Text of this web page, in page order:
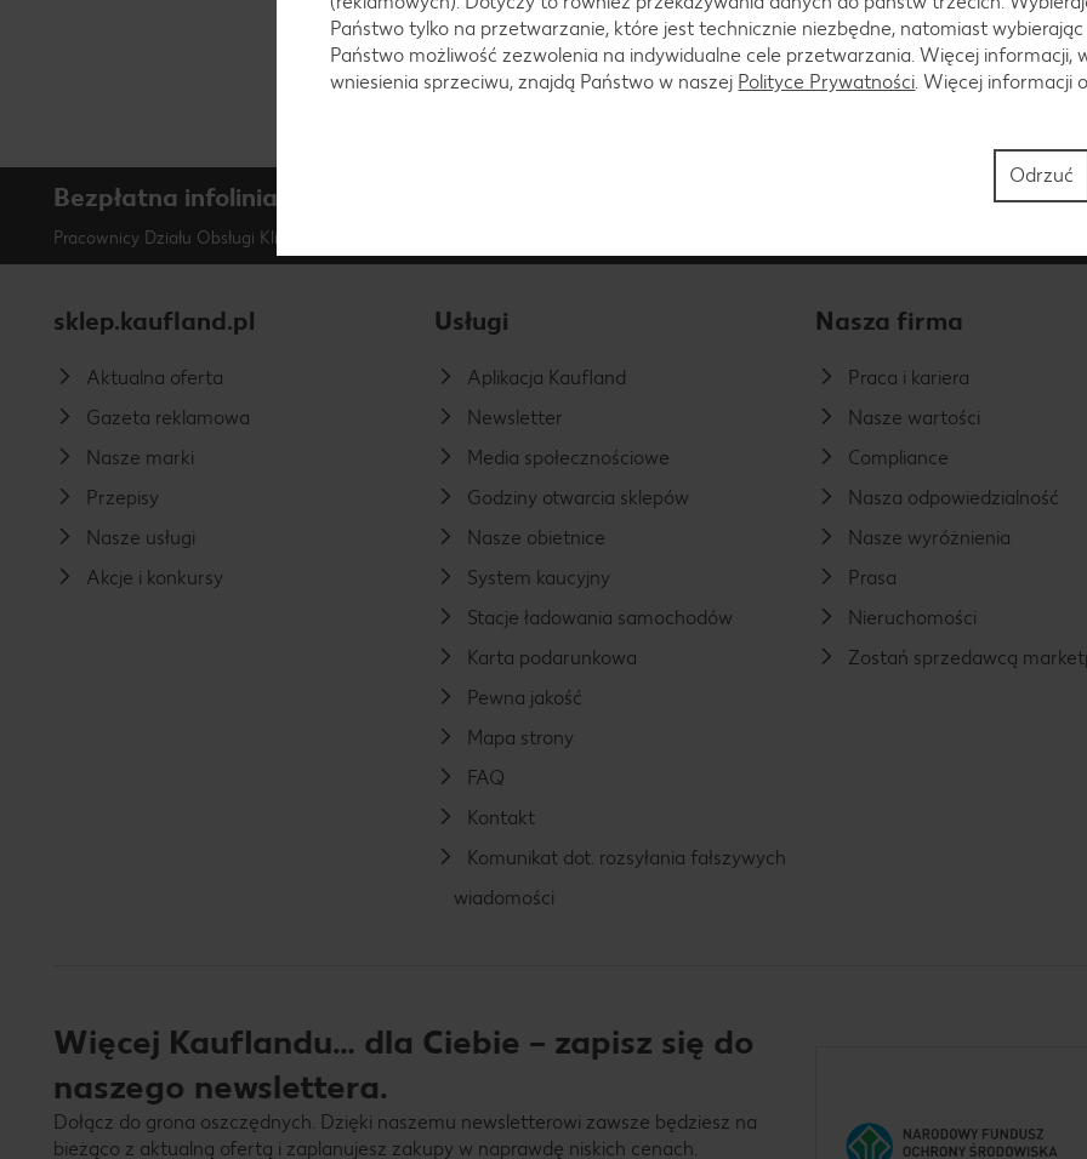
Bezpłatna infolinia
Pracownicy Działu Obsługi Klienta są do Waszej dyspozycji od poniedziałku do piątku w godzinach od 8.00 do 20.00 i w soboty od 8.00
sklep.kaufland.pl
Aktualna oferta
Gazeta reklamowa
Nasze marki
Przepisy
Nasze usługi
Akcje i konkursy
Usługi
Aplikacja Kaufland
Newsletter
Media społecznościowe
Godziny otwarcia sklepów
Nasze obietnice
System kaucyjny
Stacje ładowania samochodów
Karta podarunkowa
Pewna jakość
Mapa strony
FAQ
Kontakt
Komunikat dot. rozsyłania fałszywych
wiadomości
Nasza firma
Praca i kariera
Nasze wartości
Compliance
Nasza odpowiedzialność
Nasze wyróżnienia
Prasa
Nieruchomości
Zostań sprzedawcą
Więcej Kauflandu… dla Ciebie – zapisz się do
naszego newslettera.
Dołącz do grona oszczędnych. Dzięki naszemu newsletterowi zawsze będziesz na
bieżąco z aktualną ofertą i zaplanujesz zakupy w naprawdę niskich cenach.
Państwo tylko na przetwarzanie, które jest technicznie niezbędne, natomiast wybierając
Państwo możliwość zezwolenia na indywidualne cele przetwarzania. Więcej informacji,
wniesienia sprzeciwu, znajdą Państwo w naszej Polityce Prywatności . Więcej informacji
Odrzuć